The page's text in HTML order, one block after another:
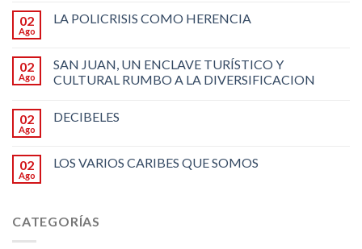
02
Ago
LA POLICRISIS COMO HERENCIA
02
Ago
SAN JUAN, UN ENCLAVE TURÍSTICO Y
CULTURAL RUMBO A LA DIVERSIFICACION
02
Ago
DECIBELES
02
Ago
LOS VARIOS CARIBES QUE SOMOS
CATEGORÍAS